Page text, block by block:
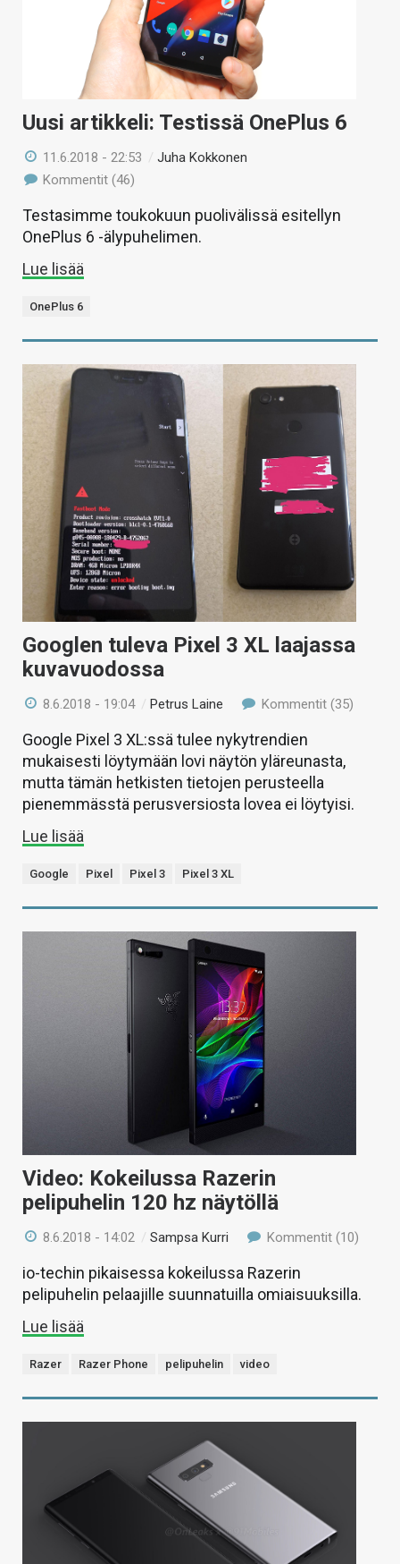
Uusi artikkeli: Testissä OnePlus 6
11.6.2018 - 22:53 /Juha Kokkonen
Kommentit (46)
Testasimme toukokuun puolivälissä esitellyn
OnePlus 6 -älypuhelimen.
Lue lisää
OnePlus 6
Googlen tuleva Pixel 3 XL laajassa
kuvavuodossa
8.6.2018 - 19:04 /Petrus Laine Kommentit (35)
Google Pixel 3 XL:ssä tulee nykytrendien
mukaisesti löytymään lovi näytön yläreunasta,
mutta tämän hetkisten tietojen perusteella
pienemmässtä perusversiosta lovea ei löytyisi.
Lue lisää
Google Pixel Pixel 3 Pixel 3 XL
Video: Kokeilussa Razerin
pelipuhelin 120 hz näytöllä
8.6.2018 - 14:02 /Sampsa Kurri Kommentit (10)
io-techin pikaisessa kokeilussa Razerin
pelipuhelin pelaajille suunnatuilla omiaisuuksilla.
Lue lisää
Razer Razer Phone pelipuhelin video